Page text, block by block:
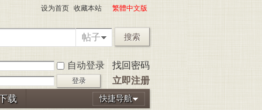
设为首页 收藏本站 繁體中文版
帖子 搜索
自动登录 找回密码
登录 立即注册
快捷导航
载